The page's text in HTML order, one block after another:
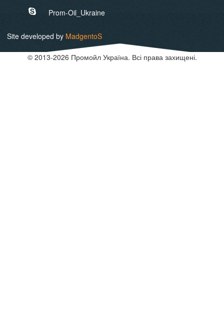
Prom-Oil_Ukraine
Site developed by MadgentoS
© 2013-2026 Промойл Україна. Всі права захищені.